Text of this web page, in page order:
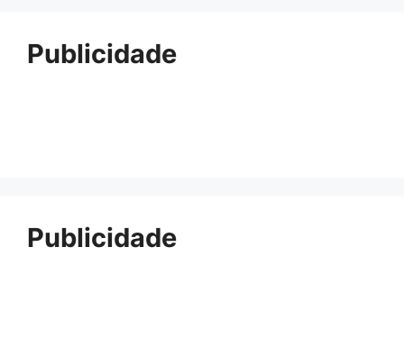
Publicidade
Publicidade